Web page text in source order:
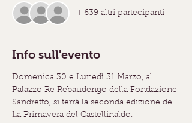
+ 639 altri partecipanti
Info sull'evento
Domenica 30 e Lunedì 31 Marzo, al
Palazzo Re Rebaudengo della Fondazione
Sandretto, si terrà la seconda edizione de
La Primavera del Castellinaldo.